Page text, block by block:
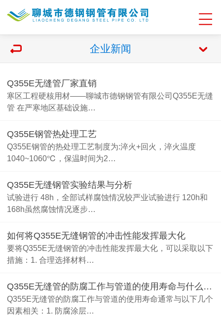
企业新闻
Q355E无缝管厂家直销
寒区工程硬核用材——聊城市德钢钢管有限公司Q355E无缝
管 在严寒地区基础设施…
Q355E钢管热处理工艺
Q355E钢管的热处理工艺制度为:淬火+回火，淬火温度
1040~1060℃，保温时间为2…
Q355E无缝钢管实验结果与分析
试验进行 48h，全部试样腐蚀情况较严业试验进行 120h和
168h虽然腐蚀情况逐步…
如何将Q355E无缝钢管的冲击性能发挥最大化
要将Q355E无缝钢管的冲击性能发挥最大化，可以采取以下
措施：1. 合理选择材料…
Q355E无缝管的防腐工作与管道的使用寿命与什么相关
Q355E无缝管的防腐工作与管道的使用寿命通常与以下几个
因素相关：1. 防腐涂层…